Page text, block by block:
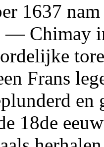
1637
— Chimay
Frans
18de